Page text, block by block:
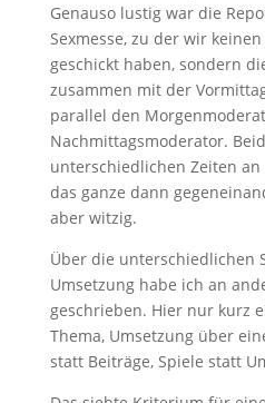
Genauso lustig war die
Sexmesse, zu der wir
geschickt haben, sondern
zusammen mit der
parallel den
Nachmittagsmoderator.
unterschiedlichen Zeiten
das ganze dann
aber witzig.
Über die unterschiedlichen
Umsetzung habe ich an
geschrieben. Hier nur kurz
Thema, Umsetzung über
statt Beiträge, Spiele statt